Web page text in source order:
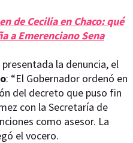
de Cecilia en Chaco: qué
a Emerenciano Sena
la denuncia, el
: “El Gobernador ordenó en
del decreto que puso fin
con la Secretaría de
como asesor. La
el vocero.